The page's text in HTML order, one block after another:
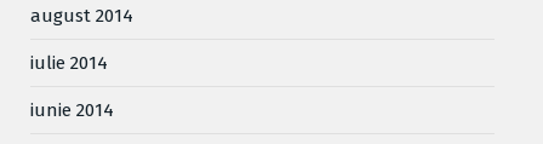
august 2014
iulie 2014
iunie 2014